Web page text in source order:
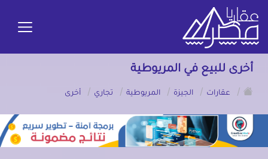
أخرى للبيع في المريوطية
/
عقارات / الجيزة / المريوطية / تجاري / أخرى